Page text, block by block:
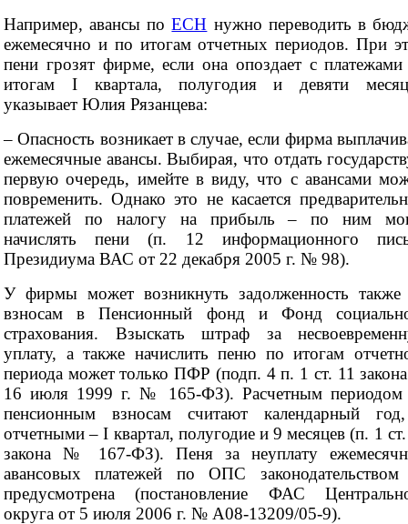
Например, авансы поЕСН нужно переводить в
ежемесячно и по итогам отчетных периодов. При
пени грозят фирме, если она опоздает с
итогам I квартала, полугодия и девяти
указывает Юлия Рязанцева:
– Опасность возникает в случае, если фирма
ежемесячные авансы. Выбирая, что отдать
первую очередь, имейте в виду, что с авансами
повременить. Однако это не касается
платежей по налогу на прибыль – по ним
начислять пени (п. 12 информационного
Президиума ВАС от 22 декабря 2005 г. № 98).
У фирмы может возникнуть задолженность
взносам в Пенсионный фонд и Фонд
страхования. Взыскать штраф за
уплату, а также начислить пеню по итогам
периода может только ПФР (подп. 4 п. 1 ст. 11
16 июля 1999 г. № 165-ФЗ). Расчетным периодом
пенсионным взносам считают календарный
отчетными – I квартал, полугодие и 9 месяцев (п. 1
закона № 167-ФЗ). Пеня за неуплату
авансовых платежей по ОПС
предусмотрена (постановление ФАС
округа от 5 июля 2006 г. № А08-13209/05-9).